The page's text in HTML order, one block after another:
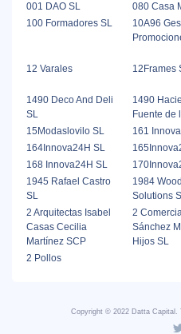
001 DAO SL
080 Casa
100 Formadores SL
10A96
12 Varales
12Frames
1490 Deco And Deli
SL
1490
Fuente de
15Modaslovilo SL
161
164Innova24H SL
168 Innova24H SL
1945 Rafael Castro
SL
1984 Wood
Solutions
2 Arquitectas Isabel
Casas Cecilia
Martínez SCP
2
Sánchez
Hijos SL
2 Pollos
Copyright © 2022 Datta Capital.